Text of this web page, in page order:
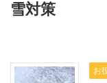
雪対策
お